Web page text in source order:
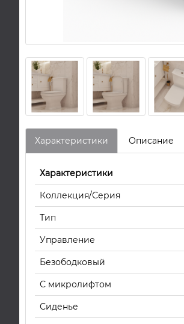
Характеристики Описание
Характеристики
Коллекция/Серия
Тип
Управление
Безободковый
С микролифтом
Сиденье